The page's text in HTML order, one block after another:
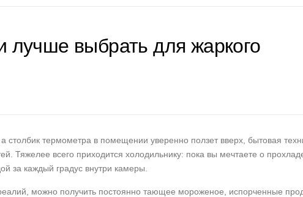
лучше выбрать для жаркого
столбик термометра в помещении уверенно ползет вверх, бытовая
Тяжелее всего приходится холодильнику: пока вы мечтаете о
за каждый градус внутри камеры.
можно получить постоянно тающее мороженое, испорченные